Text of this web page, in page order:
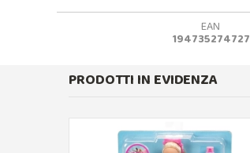
EAN
194735274727
PRODOTTI IN EVIDENZA